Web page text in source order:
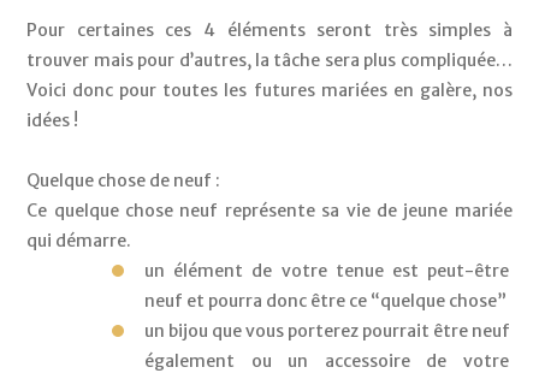
Pour certaines ces 4 éléments seront très simples à
trouver mais pour d’autres, la tâche sera plus compliquée…
Voici donc pour toutes les futures mariées en galère, nos
idées !
Quelque chose de neuf :
Ce quelque chose neuf représente sa vie de jeune mariée
qui démarre.
un élément de votre tenue est peut-être
neuf et pourra donc être ce “quelque chose”
un bijou que vous porterez pourrait être neuf
également ou un accessoire de votre